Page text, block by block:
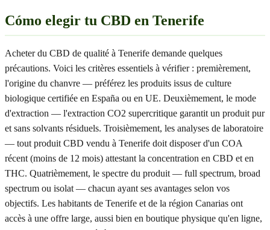
Cómo elegir tu CBD en Tenerife
Acheter du CBD de qualité à Tenerife demande quelques
précautions. Voici les critères essentiels à vérifier : premièrement,
l'origine du chanvre — préférez les produits issus de culture
biologique certifiée en España ou en UE. Deuxièmement, le mode
d'extraction — l'extraction CO2 supercritique garantit un produit pur
et sans solvants résiduels. Troisièmement, les analyses de laboratoire
— tout produit CBD vendu à Tenerife doit disposer d'un COA
récent (moins de 12 mois) attestant la concentration en CBD et en
THC. Quatrièmement, le spectre du produit — full spectrum, broad
spectrum ou isolat — chacun ayant ses avantages selon vos
objectifs. Les habitants de Tenerife et de la région Canarias ont
accès à une offre large, aussi bien en boutique physique qu'en ligne,